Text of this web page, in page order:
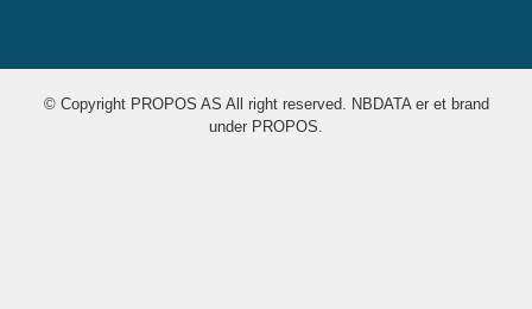
© Copyright PROPOS AS All right reserved. NBDATA er et brand
under PROPOS.